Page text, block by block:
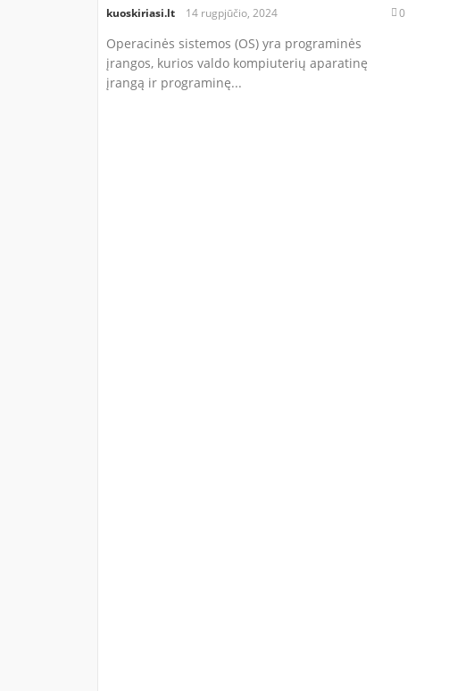
kuoskiriasi.lt 14 rugpjūčio, 2024 0
Operacinės sistemos (OS) yra programinės
įrangos, kurios valdo kompiuterių aparatinę
įrangą ir programinę...